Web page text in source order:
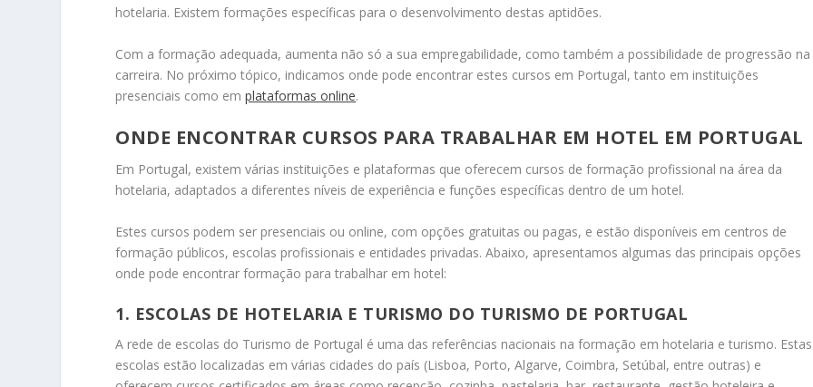
hotelaria. Existem formações específicas para o desenvolvimento destas aptidões.
Com a formação adequada, aumenta não só a sua empregabilidade, como também a possibilidade de progressão na
carreira. No próximo tópico, indicamos onde pode encontrar estes cursos em Portugal, tanto em instituições
presenciais como emplataformas online.
ONDE ENCONTRAR CURSOS PARA TRABALHAR EM HOTEL EM PORTUGAL
Em Portugal, existem várias instituições e plataformas que oferecem cursos de formação profissional na área da
hotelaria, adaptados a diferentes níveis de experiência e funções específicas dentro de um hotel.
Estes cursos podem ser presenciais ou online, com opções gratuitas ou pagas, e estão disponíveis em centros de
formação públicos, escolas profissionais e entidades privadas. Abaixo, apresentamos algumas das principais opções
onde pode encontrar formação para trabalhar em hotel:
1. ESCOLAS DE HOTELARIA E TURISMO DO TURISMO DE PORTUGAL
A rede de escolas do Turismo de Portugal é uma das referências nacionais na formação em hotelaria e turismo. Estas
escolas estão localizadas em várias cidades do país (Lisboa, Porto, Algarve, Coimbra, Setúbal, entre outras) e